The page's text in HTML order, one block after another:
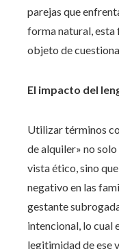
parejas que
forma natural, esta
objeto de
El impacto del
Utilizar términos
de alquiler» no
vista ético, sino
negativo en las
gestante
intencional, lo cual
legitimidad de ese